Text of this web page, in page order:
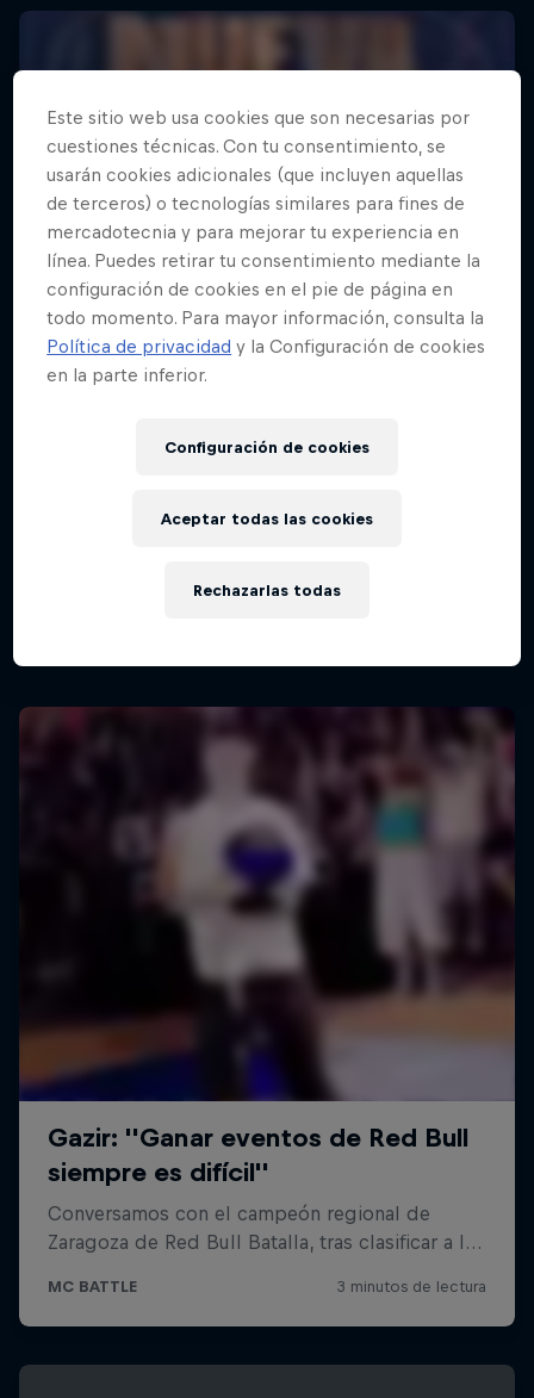
Red Bull Batalla Nueva Historia:
Este sitio web usa cookies que son necesarias por
cuestiones técnicas. Con tu consentimiento, se
usarán cookies adicionales (que incluyen aquellas
de terceros) o tecnologías similares para fines de
mercadotecnia y para mejorar tu experiencia en
línea. Puedes retirar tu consentimiento mediante la
configuración de cookies en el pie de página en
todo momento. Para mayor información, consulta la
Política de privacidad y la Configuración de cookies
en la parte inferior.
Configuración de cookies
Rechazarlas todas
Aceptar todas las cookies